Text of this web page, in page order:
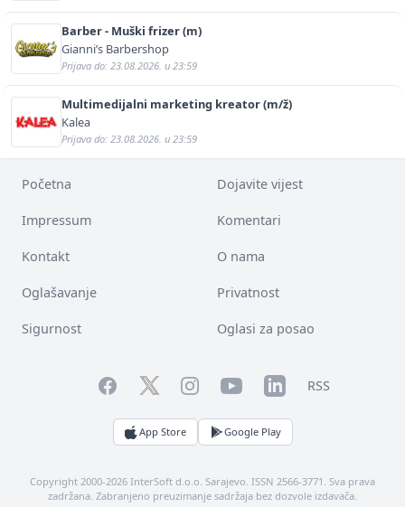
Barber - Muški frizer (m)
Gianni’s Barbershop
Prijava do: 23.08.2026. u 23:59
Multimedijalni marketing kreator (m/ž)
Kalea
Prijava do: 23.08.2026. u 23:59
Početna Dojavite vijest
Impressum Komentari
Kontakt O nama
Oglašavanje Privatnost
Sigurnost Oglasi za posao
FacebookTwitterInstagramYouTubeLinkedInRSS
App Store Google Play
Copyright 2000-2026 InterSoft d.o.o. Sarajevo. ISSN 2566-3771. Sva prava
zadržana. Zabranjeno preuzimanje sadržaja bez dozvole izdavača.